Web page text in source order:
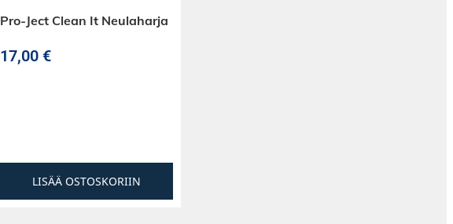
Pro-Ject Clean It Neulaharja
17,00 €
LISÄÄ OSTOSKORIIN